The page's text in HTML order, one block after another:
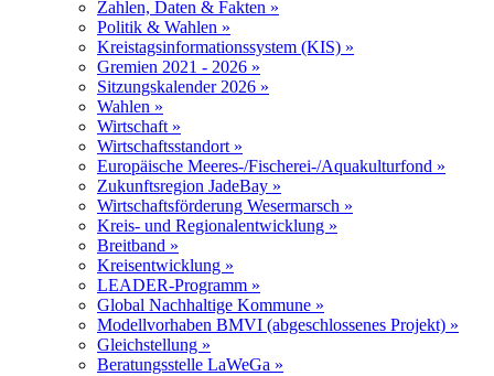
Zahlen, Daten & Fakten »
Politik & Wahlen »
Kreistagsinformationssystem (KIS) »
Gremien 2021 - 2026 »
Sitzungskalender 2026 »
Wahlen »
Wirtschaft »
Wirtschaftsstandort »
Europäische Meeres-/Fischerei-/Aquakulturfond »
Zukunftsregion JadeBay »
Wirtschaftsförderung Wesermarsch »
Kreis- und Regionalentwicklung »
Breitband »
Kreisentwicklung »
LEADER-Programm »
Global Nachhaltige Kommune »
Modellvorhaben BMVI (abgeschlossenes Projekt) »
Gleichstellung »
Beratungsstelle LaWeGa »